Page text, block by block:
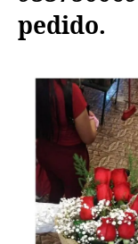
pedido.